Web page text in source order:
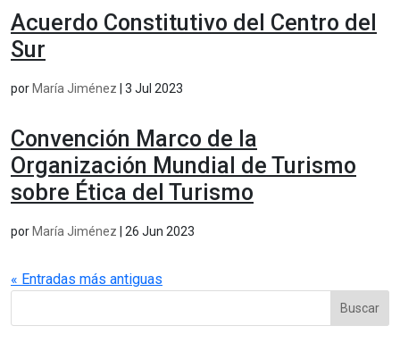
Acuerdo Constitutivo del Centro del
Sur
por María Jiménez 3 Jul 2023
Convención Marco de la
Organización Mundial de Turismo
sobre Ética del Turismo
por María Jiménez 26 Jun 2023
« Entradas más antiguas
Buscar